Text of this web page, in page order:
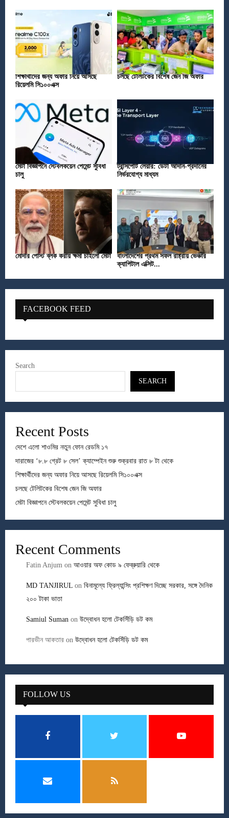
শিক্ষার্থীদের জন্য অফার নিয়ে আসছে
রিয়েলমি সি১০০এক্স
চলছে টেলিটকের বিশেষ জেন জি অফার
মেটা বিজ্ঞাপনে স্টেবলকয়েন পেমেন্ট সুবিধা
চালু
ট্রান্সপোর্ট লেয়ার: ডেটা আদান-প্রদানের
নির্ভরযোগ্য মাধ্যম
মোদীর পোস্ট ব্লক করায় ক্ষমা চাইলো মেটা
বাংলাদেশের প্রথম সফল রাষ্ট্রীয় ভেঞ্চার
ক্যাপিটাল এক্সিট...
FACEBOOK FEED
Search
SEARCH
Recent Posts
দেশে এলো শাওমির নতুন ফোন রেডমি ১৭
দারাজের ‘৮.৮ গ্রেট ৮ সেল’ ক্যাম্পেইন শুরু শুক্রবার রাত ৮ টা থেকে
শিক্ষার্থীদের জন্য অফার নিয়ে আসছে রিয়েলমি সি১০০এক্স
চলছে টেলিটকের বিশেষ জেন জি অফার
মেটা বিজ্ঞাপনে স্টেবলকয়েন পেমেন্ট সুবিধা চালু
Recent Comments
Fatin Anjum on আওয়ার অফ কোড ৯ ফেব্রুয়ারি থেকে
MD TANJIRUL on বিনামূল্যে ফ্রিল্যান্সিং প্রশিক্ষণ দিচ্ছে সরকার, সঙ্গে দৈনিক
২০০ টাকা ভাতা
Samiul Suman on উদ্বোধন হলো টেকসিঁড়ি ডট কম
পারভীন আকতার on উদ্বোধন হলো টেকসিঁড়ি ডট কম
FOLLOW US